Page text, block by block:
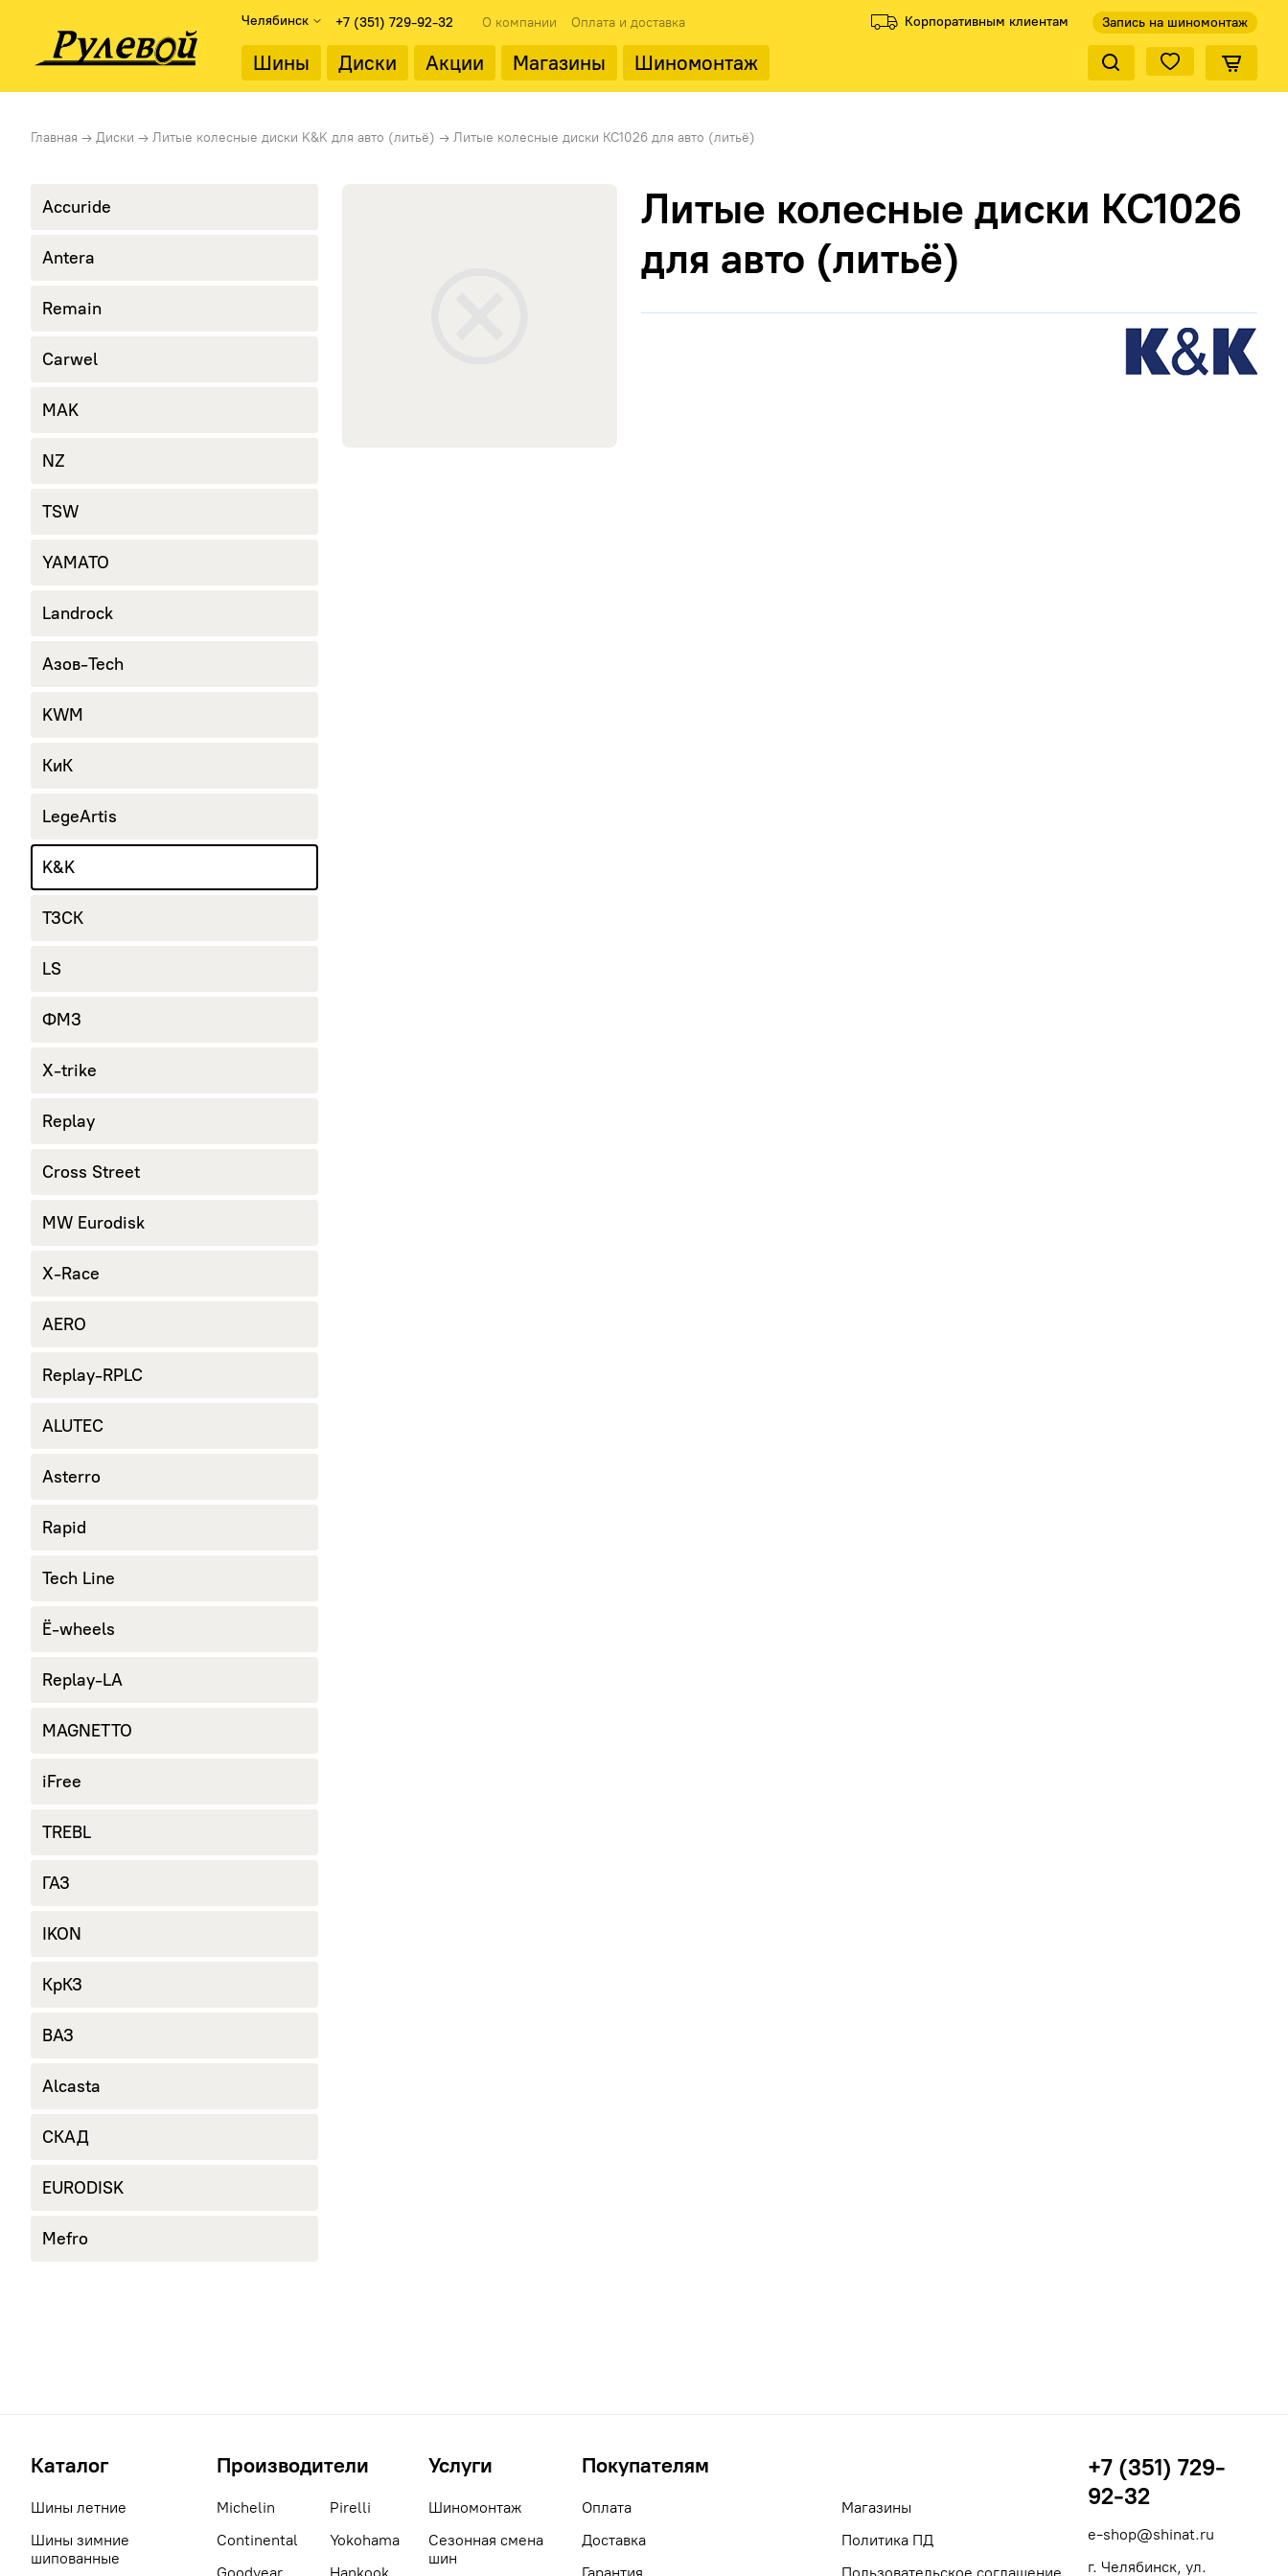
Челябинск +7 (351) 729-92-32 О компании Оплата и доставка Корпоративным клиентам Запись на шиномонтаж
Шины Диски
Каталог дисков
Тип диска
Стальные диски
Акции Магазины Шиномонтаж
Найти Закрыть
Главная → Диски → Литые колесные диски K&K для авто (литьё) → Литые колесные диски КС1026 для авто (литьё)
Accuride
Antera
Remain
Carwel
MAK
NZ
TSW
YAMATO
Landrock
Азов-Tech
KWM
КиК
LegeArtis
K&K
ТЗСК
LS
ФМЗ
X-trike
Replay
Cross Street
MW Eurodisk
X-Race
AERO
Replay-RPLC
ALUTEC
Asterro
Rapid
Tech Line
Ё-wheels
Replay-LA
MAGNETTO
iFree
TREBL
ГАЗ
IKON
КрКЗ
ВАЗ
Alcasta
СКАД
EURODISK
Mefro
Литые колесные диски КС1026
для авто (литьё)
Каталог
Шины летние
Шины зимние
шипованные
Производители
Michelin
Continental
Pirelli
Yokohama
Услуги
Шиномонтаж
Сезонная смена
шин
Покупателям
Оплата
Доставка
Магазины
Политика ПД
+7 (351) 729-
92-32
e-shop@shinat.ru
г. Челябинск, ул.